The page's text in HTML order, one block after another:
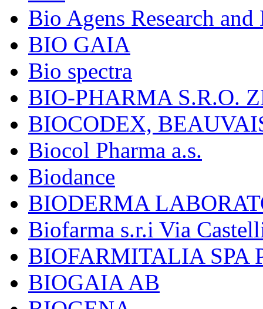
Bio Agens Research
BIO GAIA
Bio spectra
BIO-PHARMA S.R.O.
BIOCODEX,
Biocol Pharma a.s.
Biodance
BIODERMA
Biofarma s.r.i Via
BIOFARMITALIA SPA
BIOGAIA AB